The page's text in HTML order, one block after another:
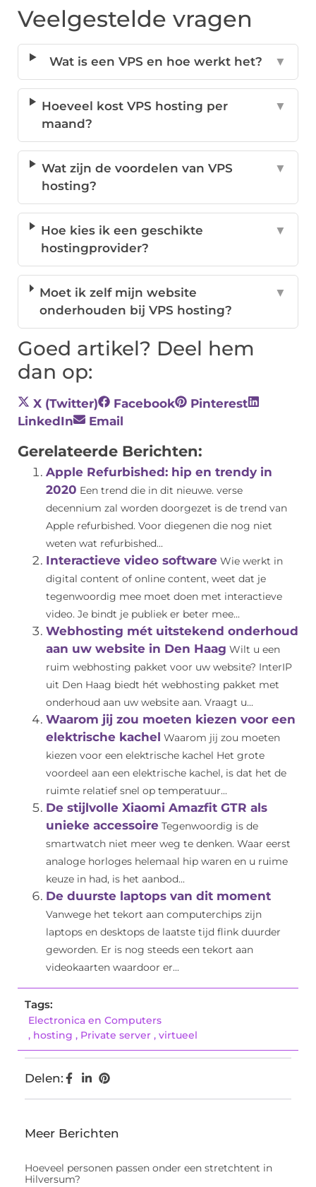
Veelgestelde vragen
Wat is een VPS en hoe werkt het? ▼
Hoeveel kost VPS hosting per
maand?
▼
Wat zijn de voordelen van VPS
hosting?
▼
Hoe kies ik een geschikte
hostingprovider?
▼
Moet ik zelf mijn website
onderhouden bij VPS hosting?
▼
Goed artikel? Deel hem
dan op:
X (Twitter) Facebook
Pinterest
LinkedIn
Email
Gerelateerde Berichten:
Apple Refurbished: hip en trendy in
2020 Een trend die in dit nieuwe. verse
decennium zal worden doorgezet is de trend van
Apple refurbished. Voor diegenen die nog niet
weten wat refurbished...
Interactieve video software Wie werkt in
digital content of online content, weet dat je
tegenwoordig mee moet doen met interactieve
video. Je bindt je publiek er beter mee...
Webhosting mét uitstekend onderhoud
aan uw website in Den Haag Wilt u een
ruim webhosting pakket voor uw website? InterIP
uit Den Haag biedt hét webhosting pakket met
onderhoud aan uw website aan. Vraagt u...
Waarom jij zou moeten kiezen voor een
elektrische kachel Waarom jij zou moeten
kiezen voor een elektrische kachel Het grote
voordeel aan een elektrische kachel, is dat het de
ruimte relatief snel op temperatuur...
De stijlvolle Xiaomi Amazfit GTR als
unieke accessoire Tegenwoordig is de
smartwatch niet meer weg te denken. Waar eerst
analoge horloges helemaal hip waren en u ruime
keuze in had, is het aanbod...
De duurste laptops van dit moment
Vanwege het tekort aan computerchips zijn
laptops en desktops de laatste tijd flink duurder
geworden. Er is nog steeds een tekort aan
videokaarten waardoor er...
Tags:
Electronica en Computers
, hosting , Private server , virtueel
Delen:
Meer Berichten
Hoeveel personen passen onder een stretchtent in
Hilversum?